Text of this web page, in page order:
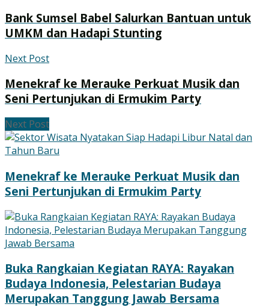
Bank Sumsel Babel Salurkan Bantuan untuk
UMKM dan Hadapi Stunting
Next Post
Menekraf ke Merauke Perkuat Musik dan
Seni Pertunjukan di Ermukim Party
Next Post
Menekraf ke Merauke Perkuat Musik dan
Seni Pertunjukan di Ermukim Party
Buka Rangkaian Kegiatan RAYA: Rayakan
Budaya Indonesia, Pelestarian Budaya
Merupakan Tanggung Jawab Bersama